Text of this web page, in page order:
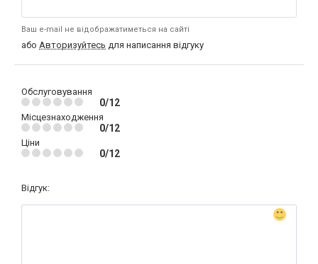
Ваш e-mail не відображатиметься на сайті
або Авторизуйтесь для написання відгуку
Обслуговування
0/12
Місцезнаходження
0/12
Ціни
0/12
Відгук: